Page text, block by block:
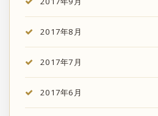
2017年8月
2017年7月
2017年6月